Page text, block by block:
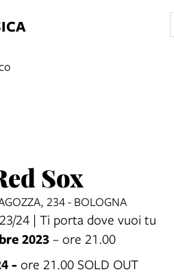
Sox
234 - BOLOGNA
24 | Ti porta dove vuoi tu
2023 – ore 21.00
- ore 21.00 SOLD OUT